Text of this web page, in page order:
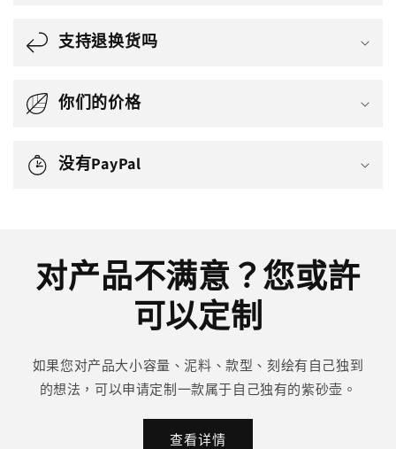
支持退换货吗
你们的价格
没有PayPal
对产品不满意？您或許
可以定制
如果您对产品大小容量、泥料、款型、刻绘有自己独到
的想法，可以申请定制一款属于自己独有的紫砂壶。
查看详情